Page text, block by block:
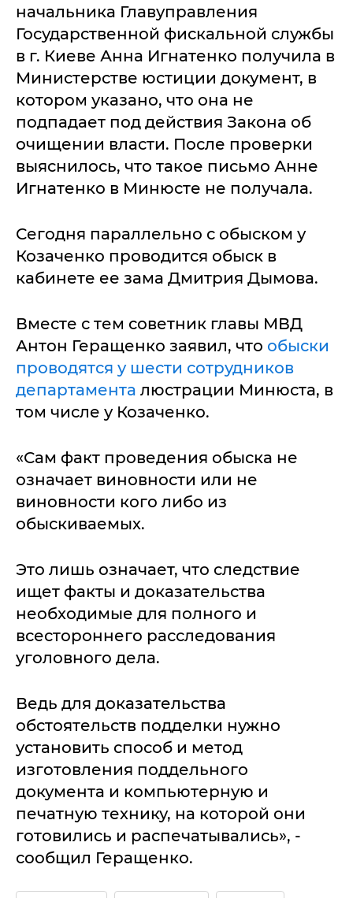
начальника Главуправления
Государственной фискальной службы
в г. Киеве Анна Игнатенко получила в
Министерстве юстиции документ, в
котором указано, что она не
подпадает под действия Закона об
очищении власти. После проверки
выяснилось, что такое письмо Анне
Игнатенко в Минюсте не получала.
Сегодня параллельно с обыском у
Козаченко проводится обыск в
кабинете ее зама Дмитрия Дымова.
Вместе с тем советник главы МВД
Антон Геращенко заявил, что обыски
проводятся у шести сотрудников
департамента люстрации Минюста, в
том числе у Козаченко.
«Сам факт проведения обыска не
означает виновности или не
виновности кого либо из
обыскиваемых.
Это лишь означает, что следствие
ищет факты и доказательства
необходимые для полного и
всестороннего расследования
уголовного дела.
Ведь для доказательства
обстоятельств подделки нужно
установить способ и метод
изготовления поддельного
документа и компьютерную и
печатную технику, на которой они
готовились и распечатывались», -
сообщил Геращенко.